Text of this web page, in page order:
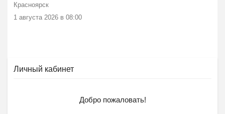
Красноярск
1 августа 2026 в 08:00
Личный кабинет
Добро пожаловать!